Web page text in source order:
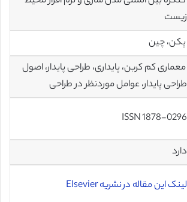
زیست
پکن، چین
معماری کم کربن، پایداری، طراحی پایدار، اصول
طراحی پایدار، عوامل موردنظر در طراحی
ISSN 1878-0296
دارد
لینک این مقاله در نشریه Elsevier